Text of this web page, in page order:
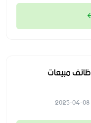
مبيعات